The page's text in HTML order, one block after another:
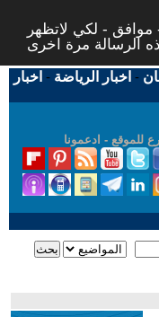
موافق - لكي لاتظهر
- اخبار الرياضة - اخبار
للموقع - ادعمونا